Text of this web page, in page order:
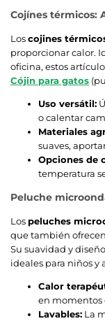
Cojínes térmicos:
Loscojines
proporcionar calor.
oficina, estos
Cójin para gatos
Uso versátil:
o calentar
Materiales
suaves,
Opciones de
temperatura
Peluche
Los peluches
que también
Su suavidad y
ideales para niños y
Calor
en momentos
Lavables: La